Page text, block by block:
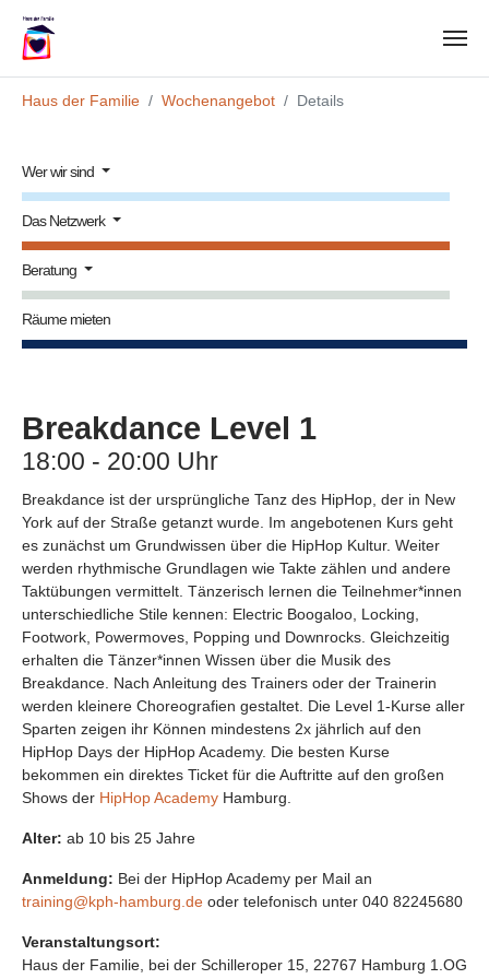
Haus der Familie
Wochenangebot Details
Wer wir sind
Das Netzwerk
Beratung
Räume mieten
Breakdance Level 1
18:00 - 20:00 Uhr
Breakdance ist der ursprüngliche Tanz des HipHop, der in New
York auf der Straße getanzt wurde. Im angebotenen Kurs geht
es zunächst um Grundwissen über die HipHop Kultur. Weiter
werden rhythmische Grundlagen wie Takte zählen und andere
Taktübungen vermittelt. Tänzerisch lernen die Teilnehmer*innen
unterschiedliche Stile kennen: Electric Boogaloo, Locking,
Footwork, Powermoves, Popping und Downrocks. Gleichzeitig
erhalten die Tänzer*innen Wissen über die Musik des
Breakdance. Nach Anleitung des Trainers oder der Trainerin
werden kleinere Choreografien gestaltet. Die Level 1-Kurse aller
Sparten zeigen ihr Können mindestens 2x jährlich auf den
HipHop Days der HipHop Academy. Die besten Kurse
bekommen ein direktes Ticket für die Auftritte auf den großen
Shows der HipHop Academy Hamburg.
Alter: ab 10 bis 25 Jahre
Anmeldung: Bei der HipHop Academy per Mail an
training@kph-hamburg.de oder telefonisch unter 040 82245680
Veranstaltungsort:
Haus der Familie, bei der Schilleroper 15, 22767 Hamburg 1.OG